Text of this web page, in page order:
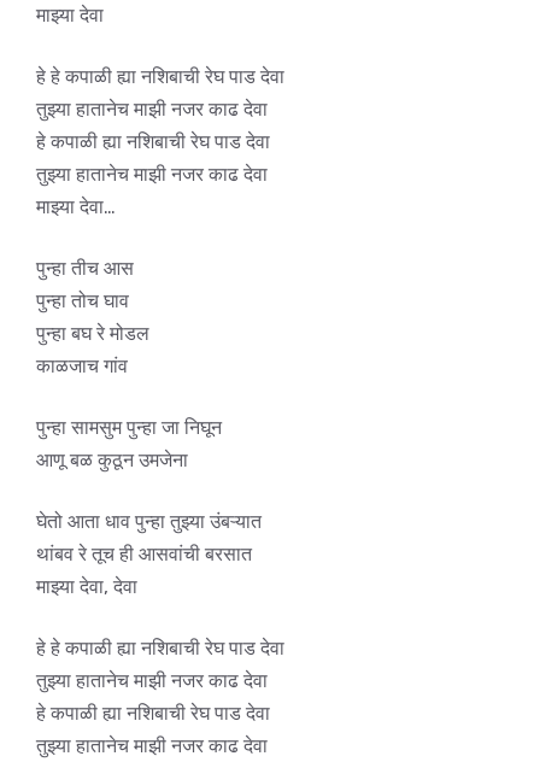
माझ्या देवा
हे हे कपाळी ह्या नशिबाची रेघ पाड देवा
तुझ्या हातानेच माझी नजर काढ देवा
हे कपाळी ह्या नशिबाची रेघ पाड देवा
तुझ्या हातानेच माझी नजर काढ देवा
माझ्या देवा…
पुन्हा तीच आस
पुन्हा तोच घाव
पुन्हा बघ रे मोडल
काळजाच गांव
पुन्हा सामसुम पुन्हा जा निघून
आणू बळ कुठून उमजेना
घेतो आता धाव पुन्हा तुझ्या उंबऱ्यात
थांबव रे तूच ही आसवांची बरसात
माझ्या देवा, देवा
हे हे कपाळी ह्या नशिबाची रेघ पाड देवा
तुझ्या हातानेच माझी नजर काढ देवा
हे कपाळी ह्या नशिबाची रेघ पाड देवा
तुझ्या हातानेच माझी नजर काढ देवा